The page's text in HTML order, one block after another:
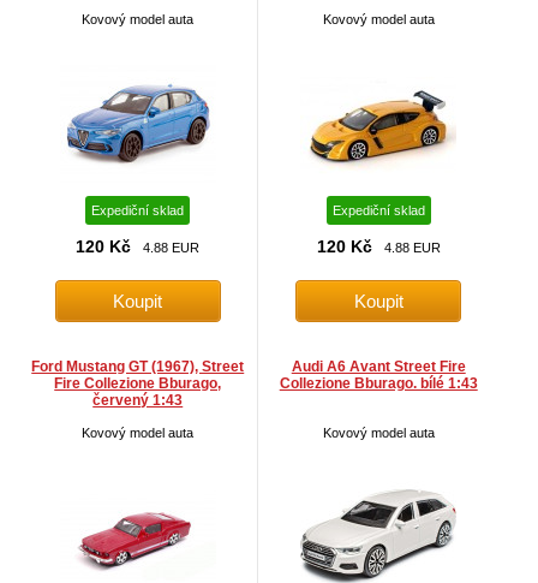
Kovový model auta
Expediční sklad
120 Kč 4.88 EUR
Kovový model auta
Expediční sklad
120 Kč 4.88 EUR
Ford Mustang GT (1967), Street
Fire Collezione Bburago,
červený 1:43
Kovový model auta
Audi A6 Avant Street Fire
Collezione Bburago. bílé 1:43
Kovový model auta